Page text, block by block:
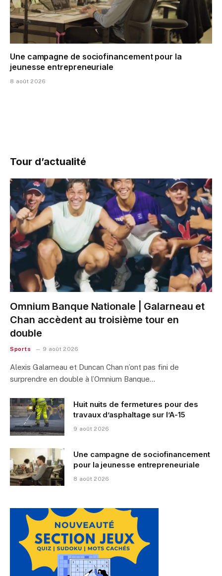
Une campagne de sociofinancement pour la
jeunesse entrepreneuriale
8 août 2026
Tour d’actualité
Omnium Banque Nationale | Galarneau et
Chan accèdent au troisième tour en
double
Sports 9 août 2026
Alexis Galarneau et Duncan Chan n’ont pas fini de
surprendre en double à l’Omnium Banque…
Huit nuits de fermetures pour des
travaux d’asphaltage sur l’A-15
9 août 2026
Une campagne de sociofinancement
pour la jeunesse entrepreneuriale
8 août 2026